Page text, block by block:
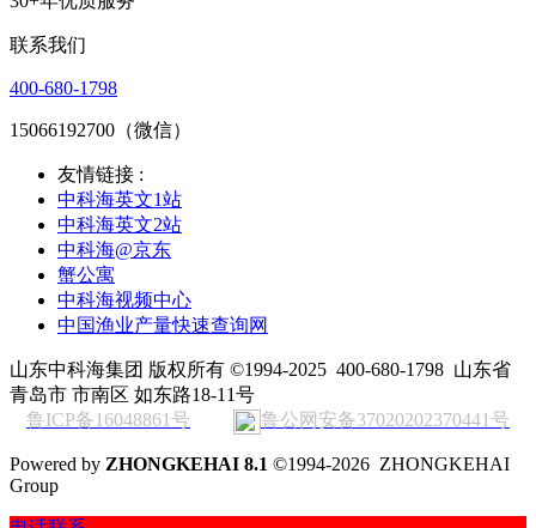
联系我们
400-680-1798
15066192700（微信）
友情链接 :
中科海英文1站
中科海英文2站
中科海@京东
蟹公寓
中科海视频中心
中国渔业产量快速查询网
山东中科海集团 版权所有 ©1994-2025 400-680-1798 山东省
青岛市 市南区 如东路18-11号
鲁ICP备16048861号
鲁公网安备37020202370441号
Powered by ZHONGKEHAI 8.1 ©1994-2026 ZHONGKEHAI
Group